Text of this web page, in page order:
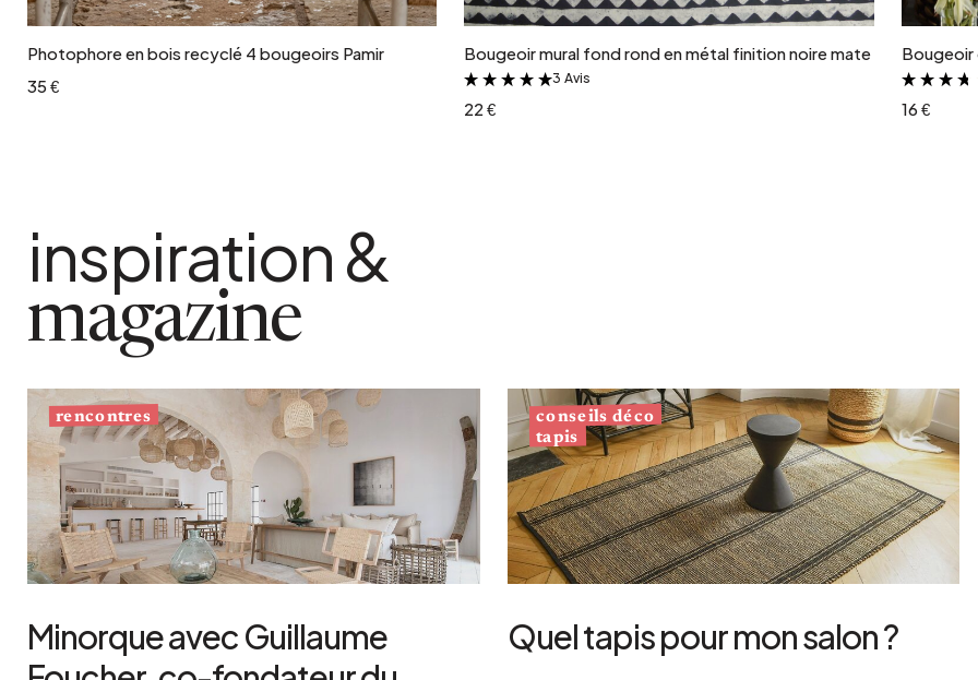
Photophore en bois recyclé 4 bougeoirs Pamir
35 €
Bougeoir mural fond rond en métal finition noire mate
&
3 Avis
22 €
Bougeoir
16 €
inspiration &
magazine
rencontres
Minorque avec Guillaume
conseils déco
tapis
Quel tapis pour mon salon ?